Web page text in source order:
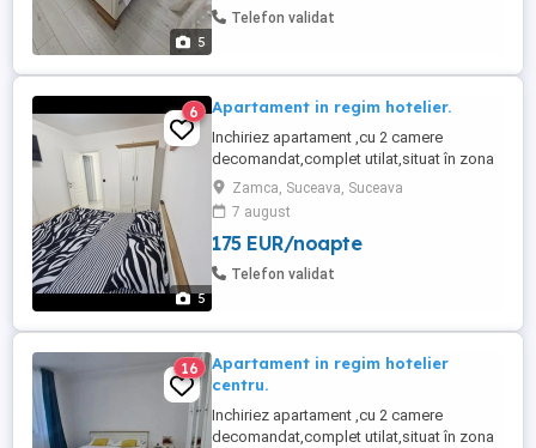
5
microunde,masina de spalat rufe,fier de
Telefon validat
5
6 Apartament in regim hotelier.
Inchiriez apartament ,cu 2 camere
decomandat,complet utilat,situat în zona
centrala.Foarte aproape de spitalul
Județean,piață,primărie,politie. Va este
pus la dispozitie: -2 paturi matrimoniale
160-200, -plita,cuptor cu
microunde,masina de spalat rufe,fier de
Zamca, Suceava, Suceava
7 august
175 EUR/noapte
Telefon validat
16
Apartament in regim hotelier
centru.
Inchiriez apartament ,cu 2 camere
decomandat,complet utilat,situat în zona